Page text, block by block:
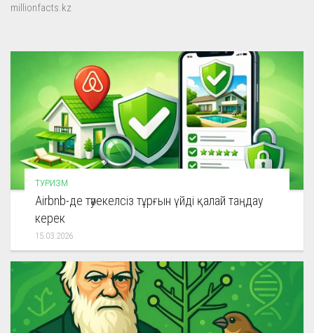
millionfacts.kz
ТУРИЗМ
Airbnb-де тәуекелсіз тұрғын үйді қалай таңдау
керек
15.03.2026